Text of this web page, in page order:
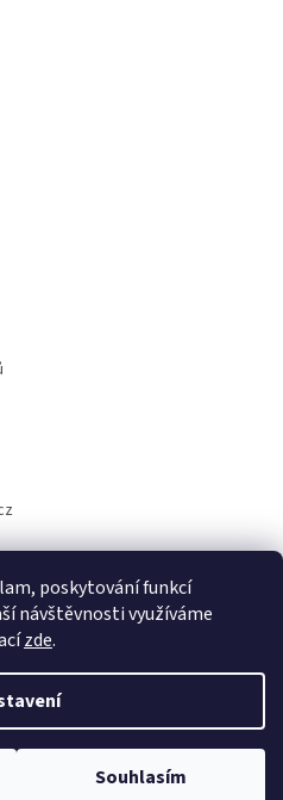
poskytování funkcí
návštěvnosti využíváme
zde.
Souhlasím
. Všechna práva vyhrazena.Upravit